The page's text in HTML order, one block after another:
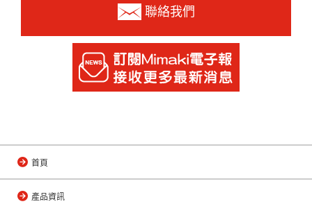
聯絡我們
首頁
產品資訊